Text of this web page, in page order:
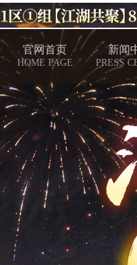
官网首页
HOME PAGE
新闻
PRESS